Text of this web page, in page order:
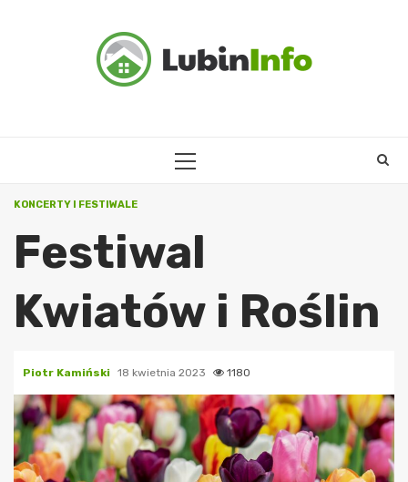
PRIMARY
KONCERTY I FESTIWALE
Festiwal
Kwiatów i Roślin
Piotr Kamiński 18 kwietnia 2023 1180